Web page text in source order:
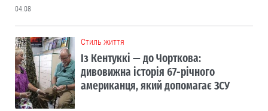
04.08
Cтиль життя
Із Кентуккі — до Чорткова:
дивовижна історія 67-річного
американця, який допомагає ЗСУ